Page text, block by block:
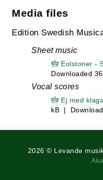
Media files
Edition Swedish
Sheet music
Eolstoner -
Downloaded
Vocal scores
Ej med
kB |
2026 © Levande